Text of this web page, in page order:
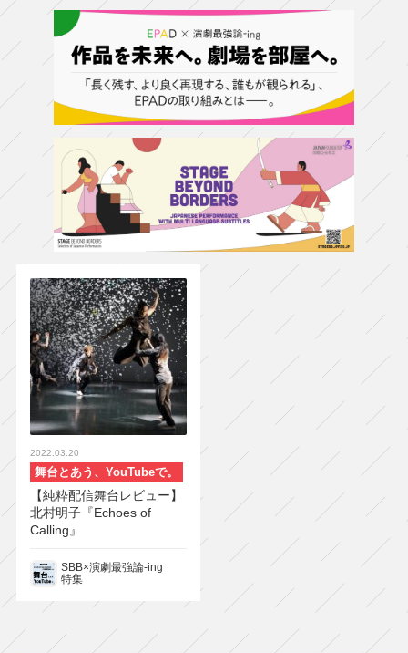
2022.03.20
舞台とあう、YouTubeで。
【純粋配信舞台レビュー】
北村明子『Echoes of
Calling』
SBB×演劇最強論-ing
特集